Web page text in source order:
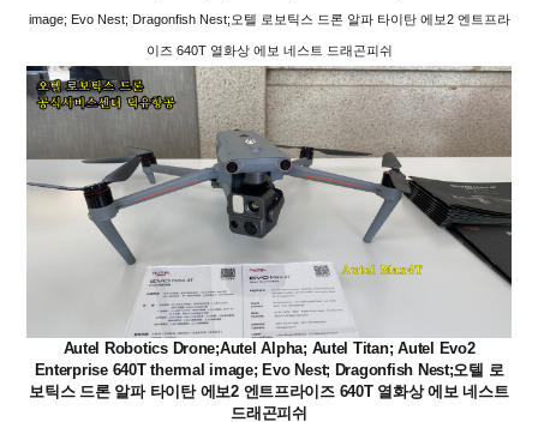
image; Evo Nest; Dragonfish Nest;오텔 로보틱스 드론 알파 타이탄 에보2 엔트프라
이즈 640T 열화상 에보 네스트 드래곤피쉬
Autel Robotics Drone;Autel Alpha; Autel Titan; Autel Evo2
Enterprise 640T thermal image; Evo Nest; Dragonfish Nest;오텔 로
보틱스 드론 알파 타이탄 에보2 엔트프라이즈 640T 열화상 에보 네스트
드래곤피쉬